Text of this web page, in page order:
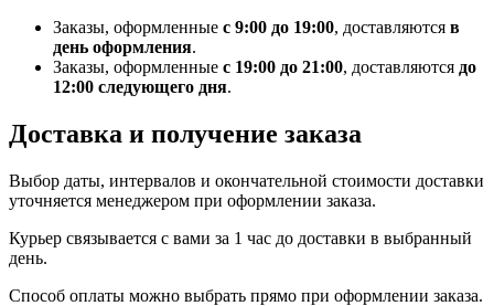
Заказы, оформленные с 9:00 до 19:00, доставляются в
день оформления.
Заказы, оформленные с 19:00 до 21:00, доставляются до
12:00 следующего дня.
Доставка и получение заказа
Выбор даты, интервалов и окончательной стоимости доставки
уточняется менеджером при оформлении заказа.
Курьер связывается с вами за 1 час до доставки в выбранный
день.
Способ оплаты можно выбрать прямо при оформлении заказа.